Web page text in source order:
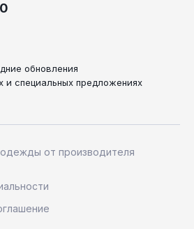
обновления
и специальных предложениях
от производителя